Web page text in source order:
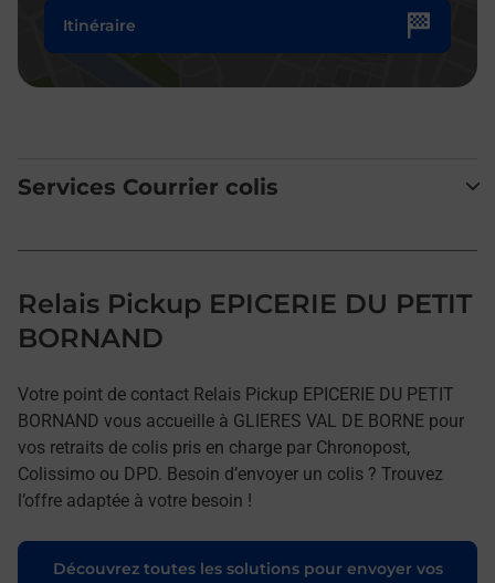
Itinéraire
Services Courrier colis
Relais Pickup EPICERIE DU PETIT
BORNAND
Votre point de contact Relais Pickup EPICERIE DU PETIT
BORNAND vous accueille à GLIERES VAL DE BORNE pour
vos retraits de colis pris en charge par Chronopost,
Colissimo ou DPD. Besoin d’envoyer un colis ? Trouvez
l’offre adaptée à votre besoin !
Découvrez toutes les solutions pour envoyer vos